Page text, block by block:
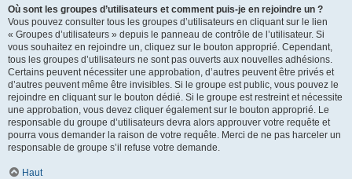
Où sont les groupes d’utilisateurs et comment puis-je en rejoindre un ?
Vous pouvez consulter tous les groupes d’utilisateurs en cliquant sur le lien
« Groupes d’utilisateurs » depuis le panneau de contrôle de l’utilisateur. Si
vous souhaitez en rejoindre un, cliquez sur le bouton approprié. Cependant,
tous les groupes d’utilisateurs ne sont pas ouverts aux nouvelles adhésions.
Certains peuvent nécessiter une approbation, d’autres peuvent être privés et
d’autres peuvent même être invisibles. Si le groupe est public, vous pouvez le
rejoindre en cliquant sur le bouton dédié. Si le groupe est restreint et nécessite
une approbation, vous devez cliquer également sur le bouton approprié. Le
responsable du groupe d’utilisateurs devra alors approuver votre requête et
pourra vous demander la raison de votre requête. Merci de ne pas harceler un
responsable de groupe s’il refuse votre demande.
Haut